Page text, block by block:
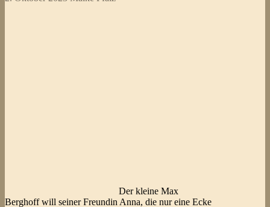
Der kleine Max
Berghoff will seiner Freundin Anna, die nur eine Ecke